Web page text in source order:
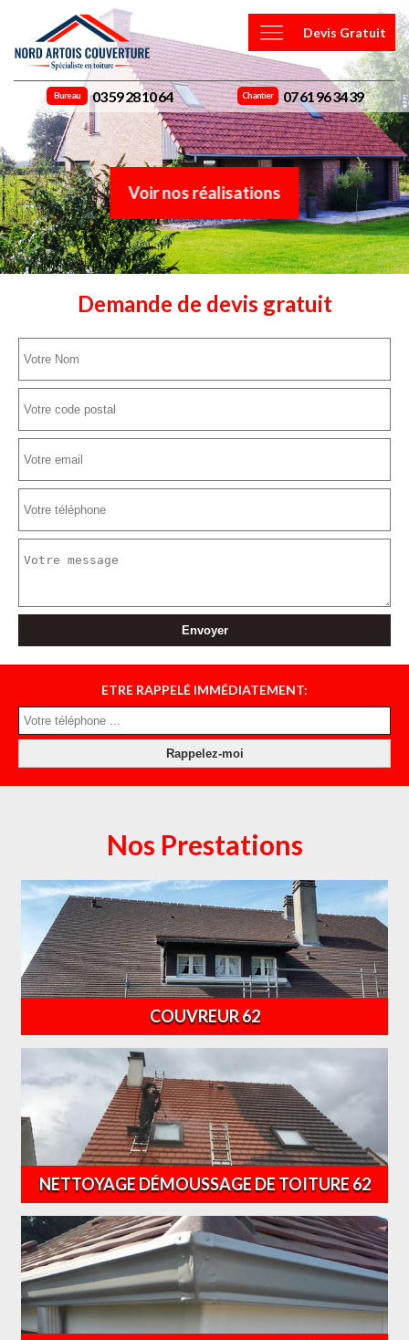
Devis Gratuit
Bureau 03 59 28 10 64 Chantier 07 61 96 34 39
Voir nos réalisations
Demande de devis gratuit
ETRE RAPPELÉ IMMÉDIATEMENT:
Nos Prestations
COUVREUR 62
NETTOYAGE DÉMOUSSAGE DE TOITURE 62